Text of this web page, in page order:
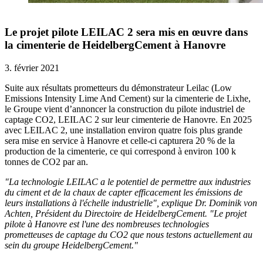
Le projet pilote LEILAC 2 sera mis en œuvre dans
la cimenterie de HeidelbergCement à Hanovre
3. février 2021
Suite aux résultats prometteurs du démonstrateur Leilac (Low
Emissions Intensity Lime And Cement) sur la cimenterie de Lixhe,
le Groupe vient d’annoncer la construction du pilote industriel de
captage CO2, LEILAC 2 sur leur cimenterie de Hanovre. En 2025
avec LEILAC 2, une installation environ quatre fois plus grande
sera mise en service à Hanovre et celle-ci capturera 20 % de la
production de la cimenterie, ce qui correspond à environ 100 k
tonnes de CO2 par an.
"La technologie LEILAC a le potentiel de permettre aux industries
du ciment et de la chaux de capter efficacement les émissions de
leurs installations à l'échelle industrielle", explique Dr. Dominik von
Achten, Président du Directoire de HeidelbergCement. "Le projet
pilote à Hanovre est l'une des nombreuses technologies
prometteuses de captage du CO2 que nous testons actuellement au
sein du groupe HeidelbergCement."